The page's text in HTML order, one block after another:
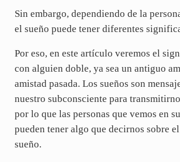
Sin embargo, dependiendo de la
el sueño puede tener diferentes
Por eso, en este artículo veremos el
con alguien doble, ya sea un antiguo
amistad pasada. Los sueños son
nuestro subconsciente para
por lo que las personas que vemos en
pueden tener algo que decirnos sobre
sueño.